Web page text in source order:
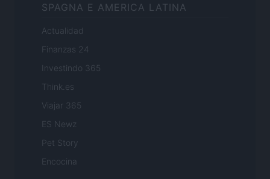
SPAGNA E AMERICA LATINA
Actualidad
Finanzas 24
Investindo 365
Think.es
Viajar 365
ES Newz
Pet Story
Encocina